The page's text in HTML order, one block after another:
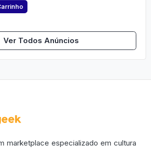
Ver Todos Anúncios
marketplace especializado em cultura